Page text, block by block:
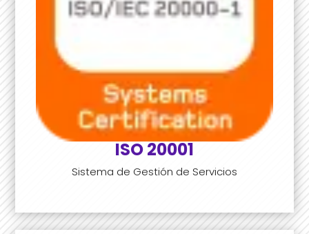
ISO 20001
Sistema de Gestión de Servicios